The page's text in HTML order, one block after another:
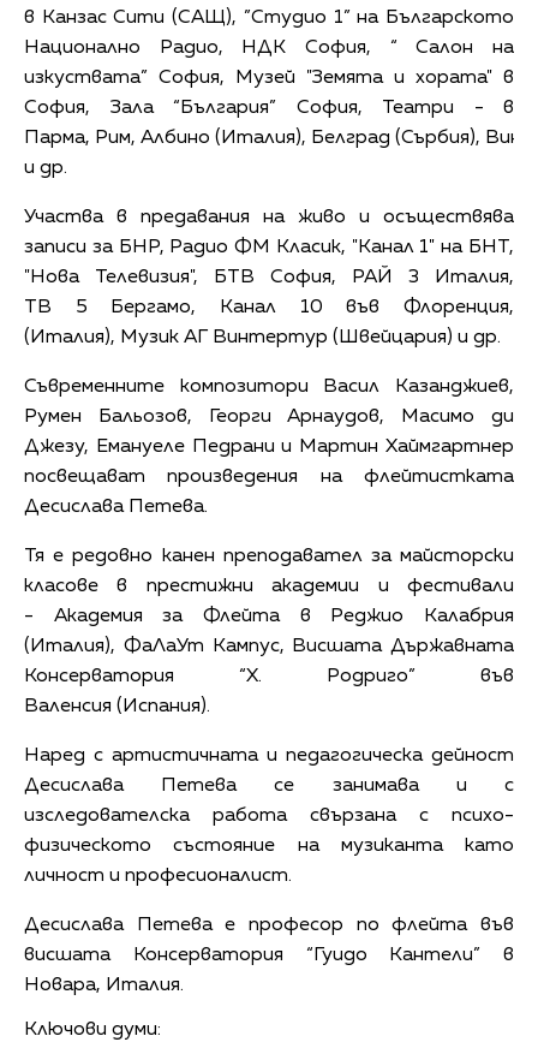
в Канзас Сити (САЩ), ”Студио 1” на Българското
Национално Радио, НДК София, “ Салон на
изкуствата” София, Музей "Земята и хората" в
София, Зала “България” София, Театри - в
Парма, Рим, Албино (Италия), Белград (Сърбия),
и др.
Участва в предавания на живо и осъществява
записи за БНР, Радио ФМ Класик, "Канал 1" на БНТ,
"Нова Телевизия", БTВ София, РАЙ 3 Италия,
TВ 5 Бергамо, Канал 10 във Флоренция,
(Италия), Музик АГ Винтертур (Швейцария) и др.
Съвременните композитори Васил Казанджиев,
Румен Бальозов, Георги Арнаудов, Масимо ди
Джезу, Емануеле Педрани и Мартин Хаймгартнер
посвещават произведения на флейтистката
Десислава Петева.
Тя е редовно канен преподавател за майсторски
класове в престижни академии и фестивали
- Академия за Флейта в Реджио Калабрия
(Италия), ФаЛаУт Кампус, Висшата Държавната
Консерватория “Х. Родриго” във
Валенсия (Испания).
Наред с артистичната и педагогическа дейност
Десислава Петева се занимава и с
изследователска работа свързана с психо-
физическото състояние на музиканта като
личност и професионалист.
Десислава Петева е професор по флейта във
висшата Консерватория “Гуидо Кантели” в
Новара, Италия.
Ключови думи: